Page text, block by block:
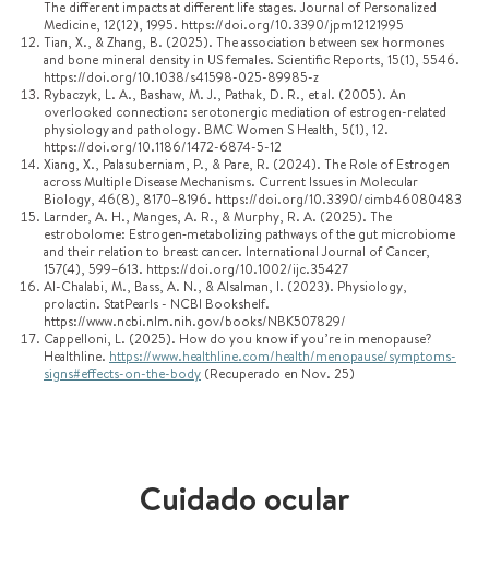
The different impacts at different life stages. Journal of Personalized
Medicine, 12(12), 1995. https://doi.org/10.3390/jpm12121995
Tian, X., & Zhang, B. (2025). The association between sex hormones
and bone mineral density in US females. Scientific Reports, 15(1), 5546.
https://doi.org/10.1038/s41598-025-89985-z
Rybaczyk, L. A., Bashaw, M. J., Pathak, D. R., et al. (2005). An
overlooked connection: serotonergic mediation of estrogen-related
physiology and pathology. BMC Women S Health, 5(1), 12.
https://doi.org/10.1186/1472-6874-5-12
Xiang, X., Palasuberniam, P., & Pare, R. (2024). The Role of Estrogen
across Multiple Disease Mechanisms. Current Issues in Molecular
Biology, 46(8), 8170–8196. https://doi.org/10.3390/cimb46080483
Larnder, A. H., Manges, A. R., & Murphy, R. A. (2025). The
estrobolome: Estrogen‐metabolizing pathways of the gut microbiome
and their relation to breast cancer. International Journal of Cancer,
157(4), 599–613. https://doi.org/10.1002/ijc.35427
Al-Chalabi, M., Bass, A. N., & Alsalman, I. (2023). Physiology,
prolactin. StatPearls - NCBI Bookshelf.
https://www.ncbi.nlm.nih.gov/books/NBK507829/
Cappelloni, L. (2025). How do you know if you’re in menopause?
Healthline. https://www.healthline.com/health/menopause/symptoms-
signs#effects-on-the-body (Recuperado en Nov. 25)
Cuidado ocular